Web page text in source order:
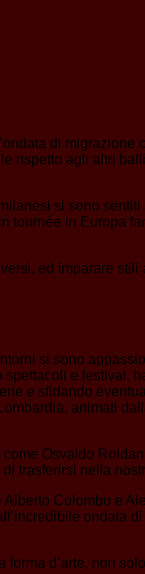
di
agli altri
si sono
in Europa
ed imparare stili
si sono
e festival,
e sfidando
animati
Osvaldo
trasferirsi nella
Colombo e
ondata
d’arte, non